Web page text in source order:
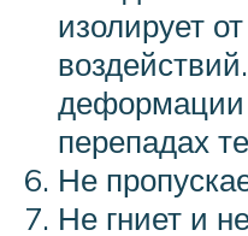
изолирует
деформации
перепадах
Не
Не гниет и